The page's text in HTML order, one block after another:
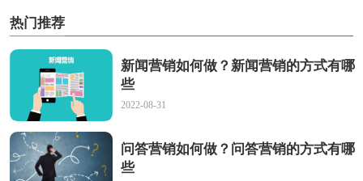
热门推荐
新闻营销如何做？新闻营销的方式有哪
些
2022-08-31
问答营销如何做？问答营销的方式有哪
些